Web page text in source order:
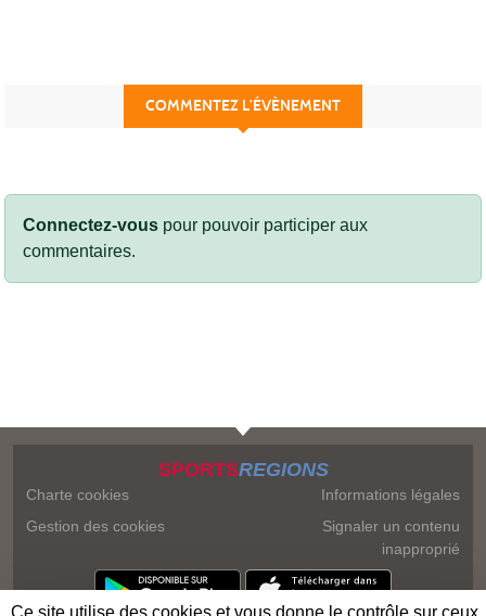
COMMENTEZ L’ÉVÈNEMENT
Connectez-vous pour pouvoir participer aux
commentaires.
SPORTSREGIONS
Charte cookies
Gestion des cookies
Informations légales
Signaler un contenu
inapproprié
Ce site utilise des cookies et vous donne le contrôle sur ceux